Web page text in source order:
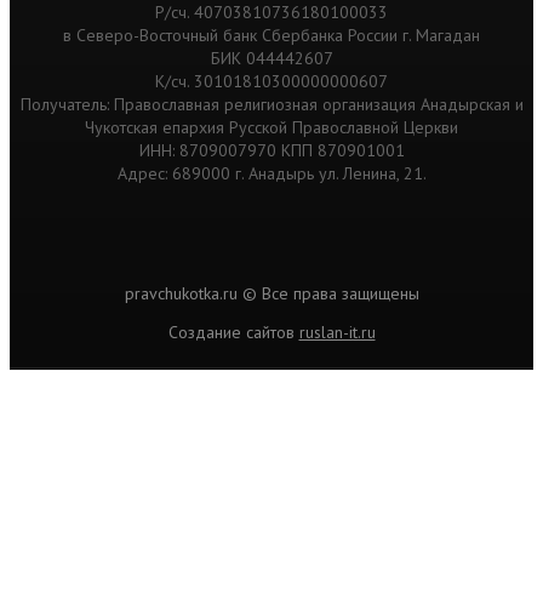
Р/сч. 40703810736180100033
в Северо-Восточный банк Сбербанка России г. Магадан
БИК 044442607
К/сч. 30101810300000000607
Получатель: Православная религиозная организация Анадырская и
Чукотская епархия Русской Православной Церкви
ИНН: 8709007970 КПП 870901001
Адрес: 689000 г. Анадырь ул. Ленина, 21.
pravchukotka.ru © Все права защищены
Cоздание сайтов ruslan-it.ru